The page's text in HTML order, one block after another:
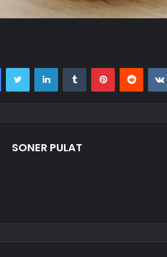
FacebookTwitter LinkedInTumblr PinterestReddit
SONER PULAT